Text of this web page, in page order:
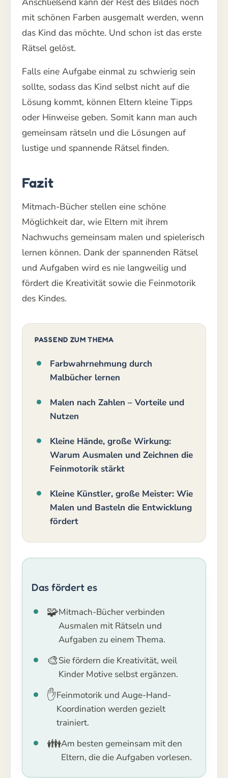
mit schönen Farben ausgemalt werden, wenn
das Kind das möchte. Und schon ist das erste
Rätsel gelöst.
Falls eine Aufgabe einmal zu schwierig sein
sollte, sodass das Kind selbst nicht auf die
Lösung kommt, können Eltern kleine Tipps
oder Hinweise geben. Somit kann man auch
gemeinsam rätseln und die Lösungen auf
lustige und spannende Rätsel finden.
Fazit
Mitmach-Bücher stellen eine schöne
Möglichkeit dar, wie Eltern mit ihrem
Nachwuchs gemeinsam malen und spielerisch
lernen können. Dank der spannenden Rätsel
und Aufgaben wird es nie langweilig und
fördert die Kreativität sowie die Feinmotorik
des Kindes.
PASSEND ZUM THEMA
Farbwahrnehmung durch
Malbücher lernen
Malen nach Zahlen – Vorteile und
Nutzen
Kleine Hände, große Wirkung:
Warum Ausmalen und Zeichnen die
Feinmotorik stärkt
Kleine Künstler, große Meister: Wie
Malen und Basteln die Entwicklung
fördert
Das fördert es
🧩Mitmach-Bücher verbinden
Ausmalen mit Rätseln und
Aufgaben zu einem Thema.
🎨Sie fördern die Kreativität, weil
Kinder Motive selbst ergänzen.
✋Feinmotorik und Auge-Hand-
Koordination werden gezielt
trainiert.
👪Am besten gemeinsam mit den
Eltern, die die Aufgaben vorlesen.